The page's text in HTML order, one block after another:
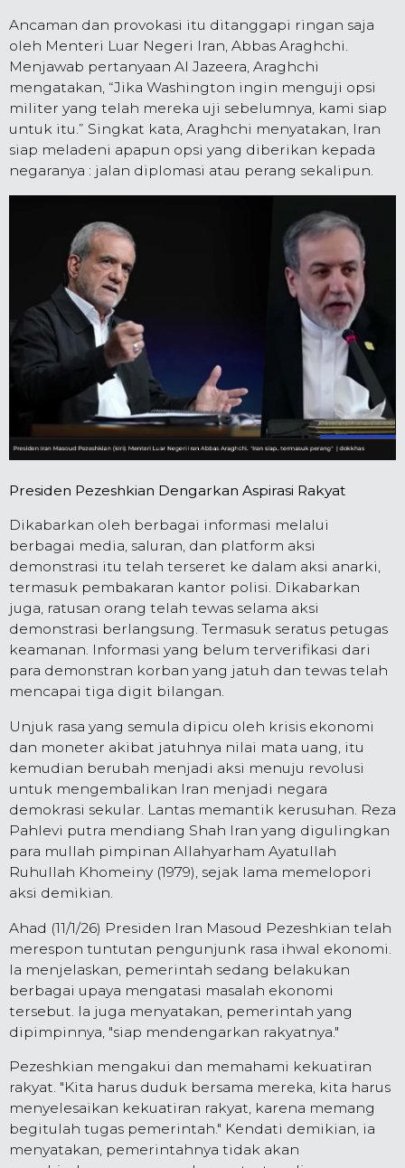
Ancaman dan provokasi itu ditanggapi ringan saja
oleh Menteri Luar Negeri Iran, Abbas Araghchi.
Menjawab pertanyaan Al Jazeera, Araghchi
mengatakan, “Jika Washington ingin menguji opsi
militer yang telah mereka uji sebelumnya, kami siap
untuk itu.” Singkat kata, Araghchi menyatakan, Iran
siap meladeni apapun opsi yang diberikan kepada
negaranya : jalan diplomasi atau perang sekalipun.
Presiden Pezeshkian Dengarkan Aspirasi Rakyat
Dikabarkan oleh berbagai informasi melalui
berbagai media, saluran, dan platform aksi
demonstrasi itu telah terseret ke dalam aksi anarki,
termasuk pembakaran kantor polisi. Dikabarkan
juga, ratusan orang telah tewas selama aksi
demonstrasi berlangsung. Termasuk seratus petugas
keamanan. Informasi yang belum terverifikasi dari
para demonstran korban yang jatuh dan tewas telah
mencapai tiga digit bilangan.
Unjuk rasa yang semula dipicu oleh krisis ekonomi
dan moneter akibat jatuhnya nilai mata uang, itu
kemudian berubah menjadi aksi menuju revolusi
untuk mengembalikan Iran menjadi negara
demokrasi sekular. Lantas memantik kerusuhan. Reza
Pahlevi putra mendiang Shah Iran yang digulingkan
para mullah pimpinan Allahyarham Ayatullah
Ruhullah Khomeiny (1979), sejak lama memelopori
aksi demikian.
Ahad (11/1/26) Presiden Iran Masoud Pezeshkian telah
merespon tuntutan pengunjunk rasa ihwal ekonomi.
Ia menjelaskan, pemerintah sedang belakukan
berbagai upaya mengatasi masalah ekonomi
tersebut. Ia juga menyatakan, pemerintah yang
dipimpinnya, "siap mendengarkan rakyatnya."
Pezeshkian mengakui dan memahami kekuatiran
rakyat. "Kita harus duduk bersama mereka, kita harus
menyelesaikan kekuatiran rakyat, karena memang
begitulah tugas pemerintah." Kendati demikian, ia
menyatakan, pemerintahnya tidak akan